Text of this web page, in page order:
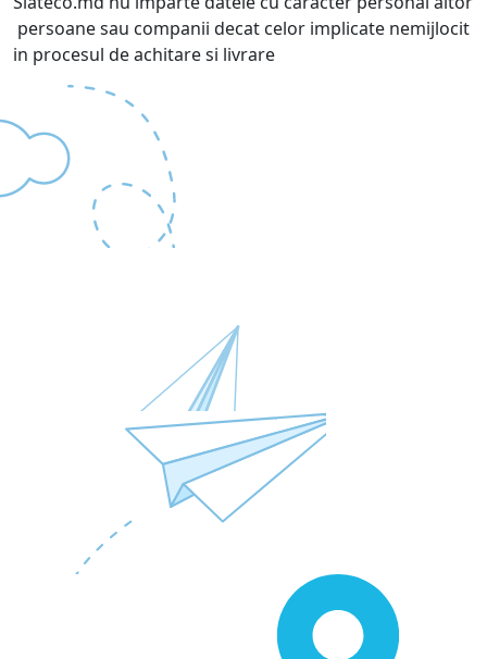
persoane sau companii decat celor implicate nemijlocit
in procesul de achitare si livrare